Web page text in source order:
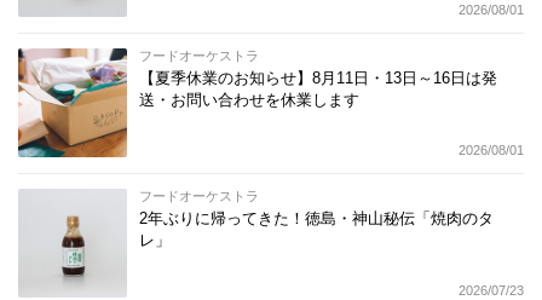
2026/08/01
フードオーケストラ
【夏季休業のお知らせ】8月11日・13日～16日は発
送・お問い合わせを休業します
2026/08/01
フードオーケストラ
2年ぶりに帰ってきた！徳島・神山秘伝「焼肉のタ
レ」
2026/07/23